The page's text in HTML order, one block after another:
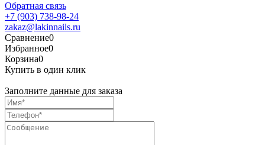
Обратная связь
+7 (903) 738-98-24
zakaz@lakinnails.ru
Сравнение0
Избранное0
Корзина0
Купить в один клик
Заполните данные для заказа